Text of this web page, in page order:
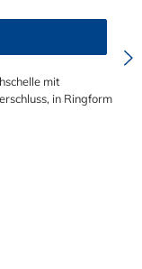
Diese
ist in